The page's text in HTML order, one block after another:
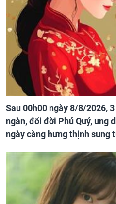
Sau 00h00 ngày 8/8/2026,
ngàn, đổi đời Phú Quý, ung
ngày càng hưng thịnh sung